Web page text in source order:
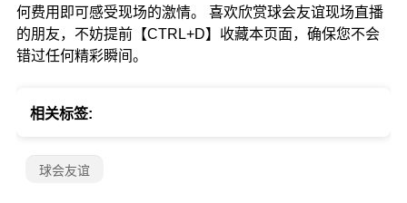
何费用即可感受现场的激情。 喜欢欣赏球会友谊现场直播
的朋友，不妨提前【CTRL+D】收藏本页面，确保您不会
错过任何精彩瞬间。
相关标签:
球会友谊